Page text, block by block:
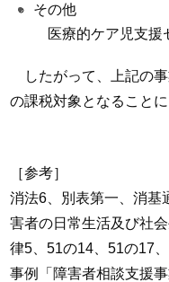
その他
医療的ケア児支援
したがって、上記の
の課税対象となることに
［参考］
消法6、別表第一、消基
害者の日常生活及び社
律5、51の14、51の17
事例「障害者相談支援